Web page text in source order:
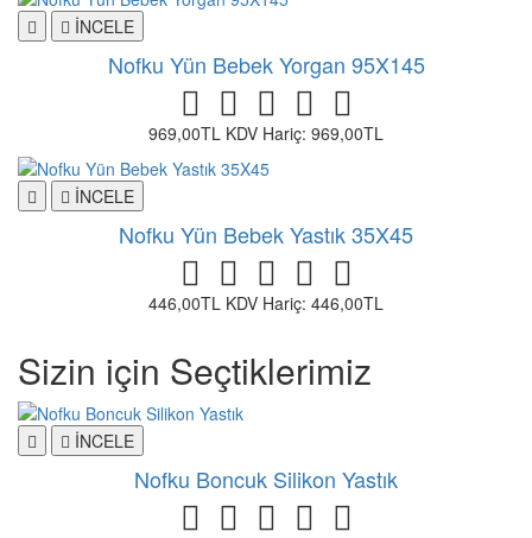
İNCELE
Nofku Yün Bebek Yorgan 95X145
969,00TL KDV Hariç: 969,00TL
İNCELE
Nofku Yün Bebek Yastık 35X45
446,00TL KDV Hariç: 446,00TL
Sizin için Seçtiklerimiz
İNCELE
Nofku Boncuk Silikon Yastık